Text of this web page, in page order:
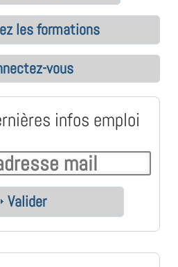
les formations
vous
infos emploi
Valider